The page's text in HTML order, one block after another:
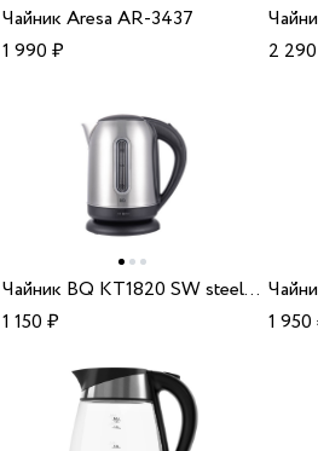
Чайник Aresa AR-3437
1 990₽
2
Чайник BQ KT1820 SW steel/black
1 150₽
1 950